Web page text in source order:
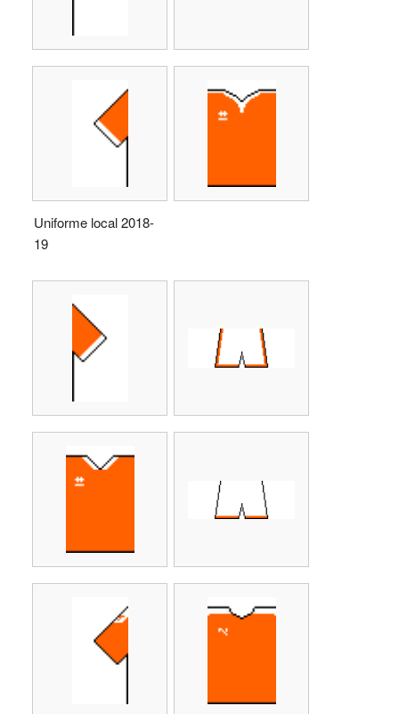
Uniforme local 2018-
19